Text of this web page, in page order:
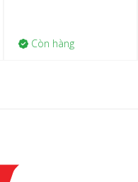
Còn hàng